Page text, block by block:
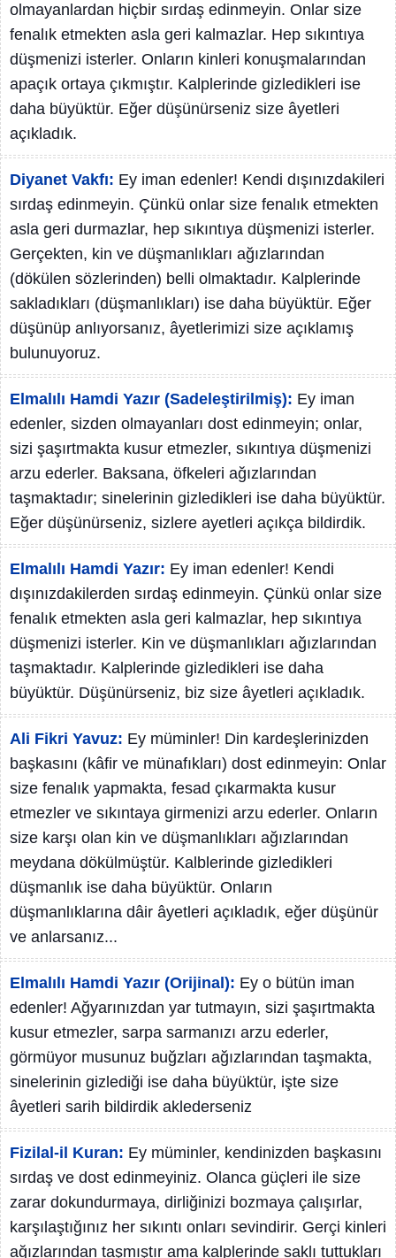
olmayanlardan hiçbir sırdaş edinmeyin. Onlar size
fenalık etmekten asla geri kalmazlar. Hep sıkıntıya
düşmenizi isterler. Onların kinleri konuşmalarından
apaçık ortaya çıkmıştır. Kalplerinde gizledikleri ise
daha büyüktür. Eğer düşünürseniz size âyetleri
açıkladık.
Diyanet Vakfı: Ey iman edenler! Kendi dışınızdakileri
sırdaş edinmeyin. Çünkü onlar size fenalık etmekten
asla geri durmazlar, hep sıkıntıya düşmenizi isterler.
Gerçekten, kin ve düşmanlıkları ağızlarından
(dökülen sözlerinden) belli olmaktadır. Kalplerinde
sakladıkları (düşmanlıkları) ise daha büyüktür. Eğer
düşünüp anlıyorsanız, âyetlerimizi size açıklamış
bulunuyoruz.
Elmalılı Hamdi Yazır (Sadeleştirilmiş): Ey iman
edenler, sizden olmayanları dost edinmeyin; onlar,
sizi şaşırtmakta kusur etmezler, sıkıntıya düşmenizi
arzu ederler. Baksana, öfkeleri ağızlarından
taşmaktadır; sinelerinin gizledikleri ise daha büyüktür.
Eğer düşünürseniz, sizlere ayetleri açıkça bildirdik.
Elmalılı Hamdi Yazır: Ey iman edenler! Kendi
dışınızdakilerden sırdaş edinmeyin. Çünkü onlar size
fenalık etmekten asla geri kalmazlar, hep sıkıntıya
düşmenizi isterler. Kin ve düşmanlıkları ağızlarından
taşmaktadır. Kalplerinde gizledikleri ise daha
büyüktür. Düşünürseniz, biz size âyetleri açıkladık.
Ali Fikri Yavuz: Ey müminler! Din kardeşlerinizden
başkasını (kâfir ve münafıkları) dost edinmeyin: Onlar
size fenalık yapmakta, fesad çıkarmakta kusur
etmezler ve sıkıntaya girmenizi arzu ederler. Onların
size karşı olan kin ve düşmanlıkları ağızlarından
meydana dökülmüştür. Kalblerinde gizledikleri
düşmanlık ise daha büyüktür. Onların
düşmanlıklarına dâir âyetleri açıkladık, eğer düşünür
ve anlarsanız...
Elmalılı Hamdi Yazır (Orijinal): Ey o bütün iman
edenler! Ağyarınızdan yar tutmayın, sizi şaşırtmakta
kusur etmezler, sarpa sarmanızı arzu ederler,
görmüyor musunuz buğzları ağızlarından taşmakta,
sinelerinin gizlediği ise daha büyüktür, işte size
âyetleri sarih bildirdik aklederseniz
Fizilal-il Kuran: Ey müminler, kendinizden başkasını
sırdaş ve dost edinmeyiniz. Olanca güçleri ile size
zarar dokundurmaya, dirliğinizi bozmaya çalışırlar,
karşılaştığınız her sıkıntı onları sevindirir. Gerçi kinleri
ağızlarından taşmıştır ama kalplerinde saklı tuttukları